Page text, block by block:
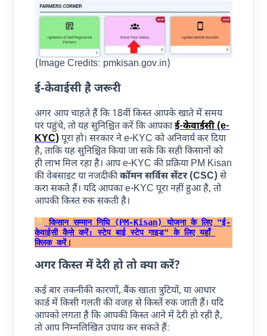
(Image Credits: pmkisan.gov.in)
ई-केवाईसी है जरूरी
अगर आप चाहते हैं कि 18वीं किस्त आपके खाते में समय
पर पहुंचे, तो यह सुनिश्चित करें कि आपकाई-केवाईसी (e-
KYC)पूरा हो। सरकार ने e-KYC को अनिवार्य कर दिया
है, ताकि यह सुनिश्चित किया जा सके कि सही किसानों को
ही लाभ मिल रहा है। आप e-KYC की प्रक्रिया PM Kisan
की वेबसाइट या नजदीकीकॉमन सर्विस सेंटर (CSC) से
करा सकते हैं। यदि आपका e-KYC पूरा नहीं हुआ है, तो
आपकी किस्त रुक सकती है।
किसान सम्मान निधि (PM-Kisan) योजना के लिए "ई-
केवाईसी कैसे करें: स्टेप बाई स्टेप गाइड" के लिए यहाँ
क्लिक करें।
अगर किस्त में देरी हो तो क्या करें?
कई बार तकनीकी कारणों, बैंक खाता त्रुटियों, या आधार
कार्ड में किसी गलती की वजह से किस्तें रुक जाती हैं। यदि
आपको लगता है कि आपकी किस्त आने में देरी हो रही है,
तो आप निम्नलिखित उपाय कर सकते हैं: